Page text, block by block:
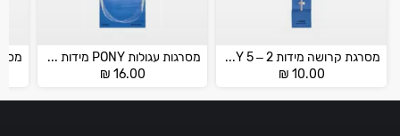
מסרגת קרושה מידות 2 – 5 PONY
₪ 10.00
מסרגות עגולות PONY מידות 2 – 5
₪ 16.00